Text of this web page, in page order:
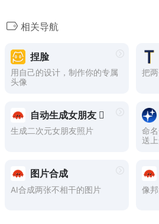
相关导航
捏脸
用自己的设计，制作你的专属
头像
把
自动生成女朋友 
生成二次元女朋友照片
命
送
图片合成
AI合成两张不相干的图片 像